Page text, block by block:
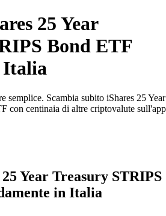
25 Year
Bond ETF
Italia
semplice. Scambia subito iShares 25 Year
con centinaia di altre criptovalute sull'app
Year Treasury STRIPS
in Italia